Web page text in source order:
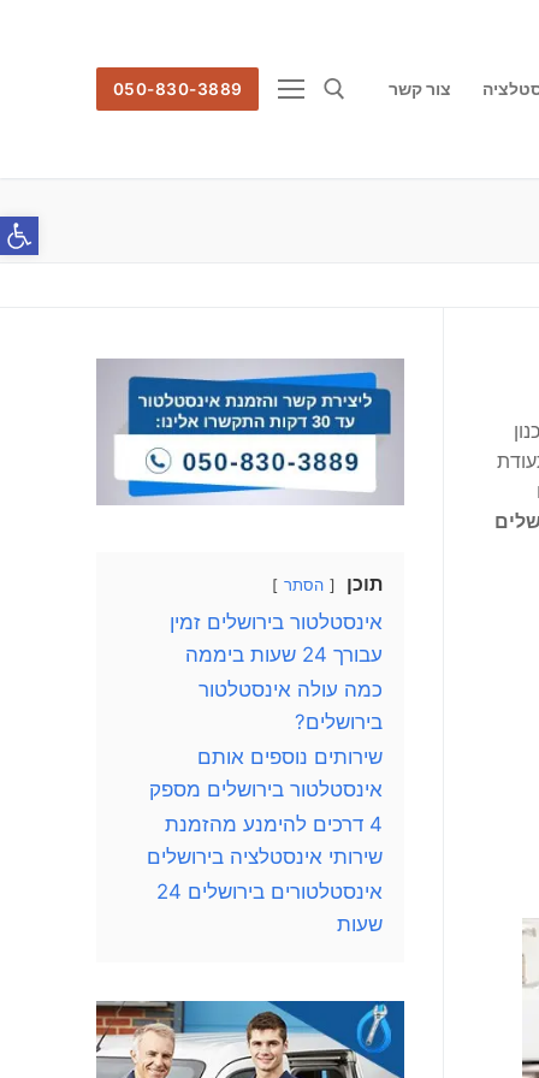
צור קשר 050-830-3889
תוכן הסתר
אינסטלטור בירושלים זמין
עבורך 24 שעות ביממה
כמה עולה אינסטלטור
בירושלים?
שירותים נוספים אותם
אינסטלטור בירושלים מספק
4 דרכים להימנע מהזמנת
שירותי אינסטלציה בירושלים
אינסטלטורים בירושלים 24
שעות
פתח